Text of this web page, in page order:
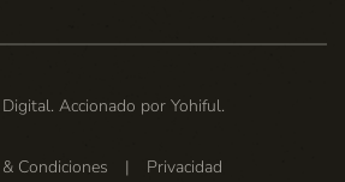
Accionado por Yohiful.
Condiciones | Privacidad